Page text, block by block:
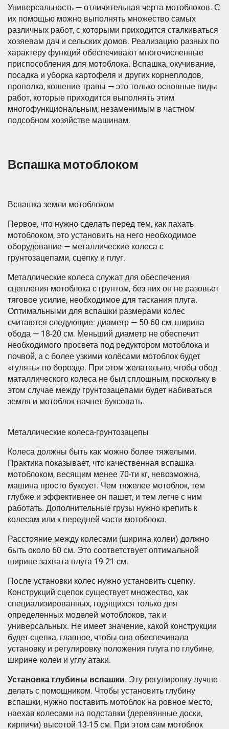
Универсальность — отличительная черта мотоблоков. С
их помощью можно выполнять множество самых
различных работ, с которыми приходится сталкиваться
хозяевам дач и сельских домов. Реализацию разных по
характеру функций обеспечивают многочисленные
приспособления для мотоблока. Вспашка, окучивание,
посадка и уборка картофеля и других корнеплодов,
прополка, кошение травы — это только основные виды
работ, которые приходится выполнять этим
многофункциональным, незаменимым в частном
подсобном хозяйстве машинам.
Вспашка мотоблоком
Вспашка земли мотоблоком
Первое, что нужно сделать перед тем, как пахать
мотоблоком, это установить на него необходимое
оборудование — металлические колеса с
грунтозацепами, сцепку и плуг.
Металлические колеса служат для обеспечения
сцепления мотоблока с грунтом, без них он не разовьет
тяговое усилие, необходимое для таскания плуга.
Оптимальными для вспашки размерами колес
считаются следующие: диаметр — 50-60 см, ширина
обода — 18-20 см. Меньший диаметр не обеспечит
необходимого просвета под редуктором мотоблока и
почвой, а с более узкими колёсами мотоблок будет
«гулять» по борозде. При этом желательно, чтобы обод
маталлического колеса не был сплошным, поскольку в
этом случае между грунтозацепами будет набиваться
земля и мотоблок начнет буксовать.
Металлические колеса-грунтозацепы
Колеса должны быть как можно более тяжелыми.
Практика показывает, что качественная вспашка
мотоблоком, весящим менее 70-ти кг, невозможна,
машина просто буксует. Чем тяжелее мотоблок, тем
глубже и эффективнее он пашет, и тем легче с ним
работать. Дополнительные грузы нужно крепить к
колесам или к передней части мотоблока.
Расстояние между колесами (ширина колеи) должно
быть около 60 см. Это соответствует оптимальной
ширине захвата плуга 19-21 см.
После установки колес нужно установить сцепку.
Конструкций сцепок существует множество, как
специализированных, годящихся только для
определенных моделей мотоблоков, так и
универсальных. Не имеет значение, какой конструкции
будет сцепка, главное, чтобы она обеспечивала
установку и регулировку положения плуга по глубине,
ширине колеи и углу атаки.
Установка глубины вспашки. Эту регулировку лучше
делать с помощником. Чтобы установить глубину
вспашки, нужно поставить мотоблок на ровное место,
наехав колесами на подставки (деревянные доски,
кирпичи) высотой 13-15 см. При этом сам мотоблок